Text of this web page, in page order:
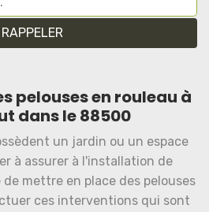
pelouses en rouleau à
dans le 88500
un jardin ou un espace
à assurer à l'installation de
de mettre en place des pelouses
ces interventions qui sont